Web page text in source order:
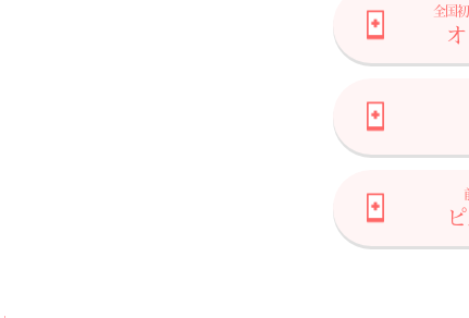
全国